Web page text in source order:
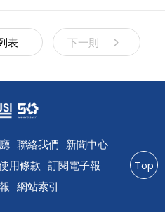
表 下一則
聯絡我們 新聞中心
用條款 訂閱電子報
網站索引
Top